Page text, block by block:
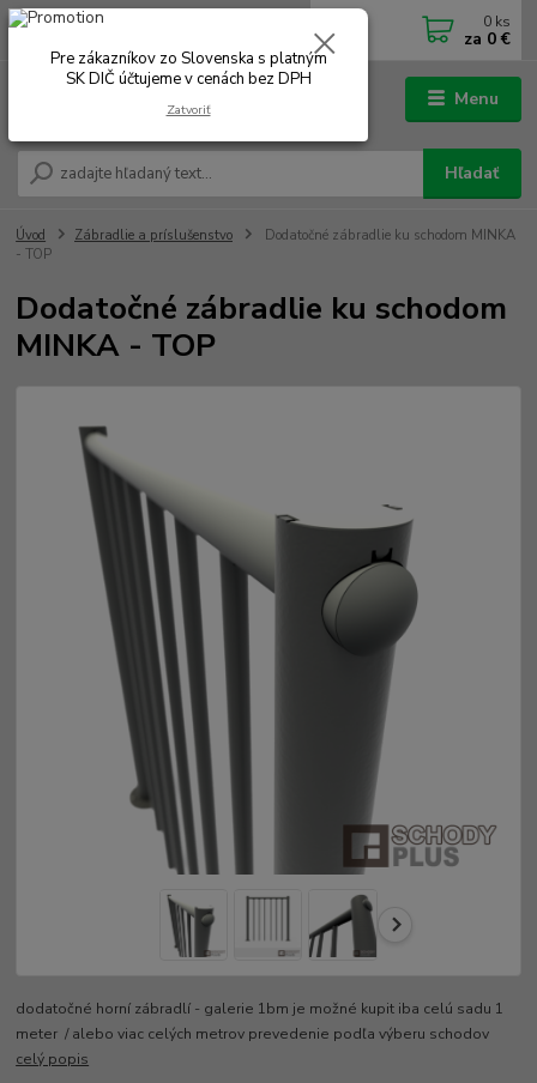
Menu
Hľadať
0902 180 499
0 ks
za 0 €
Úvod Zábradlie a príslušenstvo
Dodatočné zábradlie ku schodom MINKA
- TOP
Dodatočné zábradlie ku schodom
MINKA - TOP
dodatočné horní zábradlí - galerie 1bm je možné kupit iba celú sadu 1
meter / alebo viac celých metrov prevedenie podľa výberu schodov
celý popis
Pre zákazníkov zo Slovenska s platným
SK DIČ účtujeme v cenách bez DPH
Zatvoriť